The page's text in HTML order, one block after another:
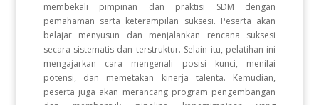
membekali pimpinan dan praktisi SDM dengan
pemahaman serta keterampilan suksesi. Peserta akan
belajar menyusun dan menjalankan rencana suksesi
secara sistematis dan terstruktur. Selain itu, pelatihan ini
mengajarkan cara mengenali posisi kunci, menilai
potensi, dan memetakan kinerja talenta. Kemudian,
peserta juga akan merancang program pengembangan